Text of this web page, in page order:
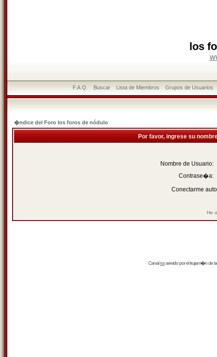
los
F.A.Q. Buscar Lista de Miembros Grupos de Usuarios
�ndice del Foro los foros de nódulo
Por favor, ingrese su
Nombre de Usuario:
Contrase�a:
Conectarme
He
Canalrssservido por eltrujam�nde